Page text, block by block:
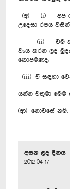
(අ) (i) අප
උදෙසා රජය
(ii) එම කටයුතු
වැය කරන ලද
කොපමණද;
(iii) ඒ සඳහා
යන්න එතුමා මෙම
(ආ) නොඑසේ නම්,
අසන ලද දිනය
2012-04-17